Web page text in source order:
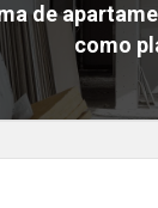
de
como